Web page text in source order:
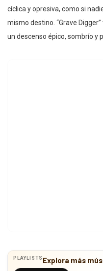
cíclica y opresiva, como si
mismo destino. “Grave
un descenso épico, sombrío y
PLAYLISTS Explora más